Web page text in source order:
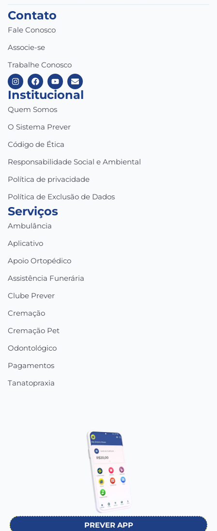
Contato
Fale Conosco
Associe-se
Trabalhe Conosco
Institucional
Quem Somos
O Sistema Prever
Código de Ética
Responsabilidade Social e Ambiental
Política de privacidade
Política de Exclusão de Dados
Serviços
Ambulância
Aplicativo
Apoio Ortopédico
Assistência Funerária
Clube Prever
Cremação
Cremação Pet
Odontológico
Pagamentos
Tanatopraxia
PREVER APP